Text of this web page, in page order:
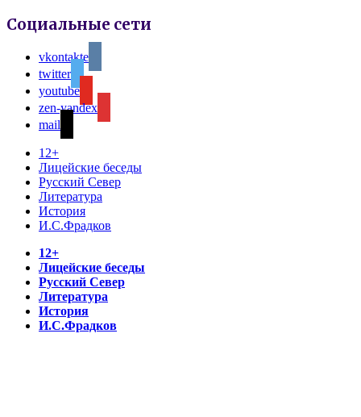
Социальные сети
vkontakte
twitter
youtube
zen-yandex
mail
12+
Лицейские беседы
Русский Север
Литература
История
И.С.Фрадков
12+
Лицейские беседы
Русский Север
Литература
История
И.С.Фрадков